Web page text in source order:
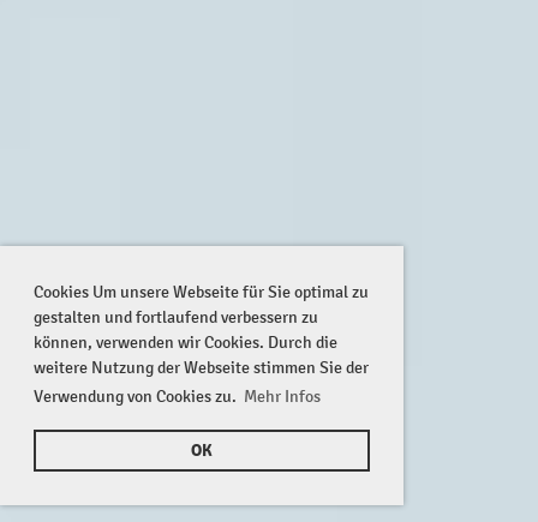
Cookies Um unsere Webseite für Sie optimal zu
gestalten und fortlaufend verbessern zu
können, verwenden wir Cookies. Durch die
weitere Nutzung der Webseite stimmen Sie der
Verwendung von Cookies zu. Mehr Infos
OK